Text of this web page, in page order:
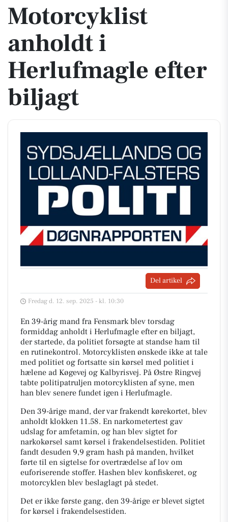
Motorcyklist
anholdt i
Herlufmagle efter
biljagt
Del artikel
Fredag d. 12. sep. 2025 - kl. 10:30
En 39-årig mand fra Fensmark blev torsdag
formiddag anholdt i Herlufmagle efter en biljagt,
der startede, da politiet forsøgte at standse ham til
en rutinekontrol. Motorcyklisten ønskede ikke at tale
med politiet og fortsatte sin kørsel med politiet i
hælene ad Køgevej og Kalbyrisvej. På Østre Ringvej
tabte politipatruljen motorcyklisten af syne, men
han blev senere fundet igen i Herlufmagle.
Den 39-årige mand, der var frakendt kørekortet, blev
anholdt klokken 11.58. En narkometertest gav
udslag for amfetamin, og han blev sigtet for
narkokørsel samt kørsel i frakendelsestiden. Politiet
fandt desuden 9,9 gram hash på manden, hvilket
førte til en sigtelse for overtrædelse af lov om
euforiserende stoffer. Hashen blev konfiskeret, og
motorcyklen blev beslaglagt på stedet.
Det er ikke første gang, den 39-årige er blevet sigtet
for kørsel i frakendelsestiden.